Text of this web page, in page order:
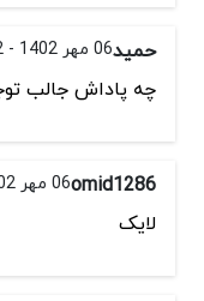
حمید06 مهر 1402 - 13:02
چه پاداش جالب توجهی 20
omid128606 مهر 1402 - 11:27
لایک